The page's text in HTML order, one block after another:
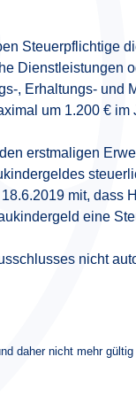
Steuerpflichtige
Dienstleistungen
, Erhaltungs-
um 1.200 € im
erstmaligen
mit, dass
eine
nicht
daher nicht mehr